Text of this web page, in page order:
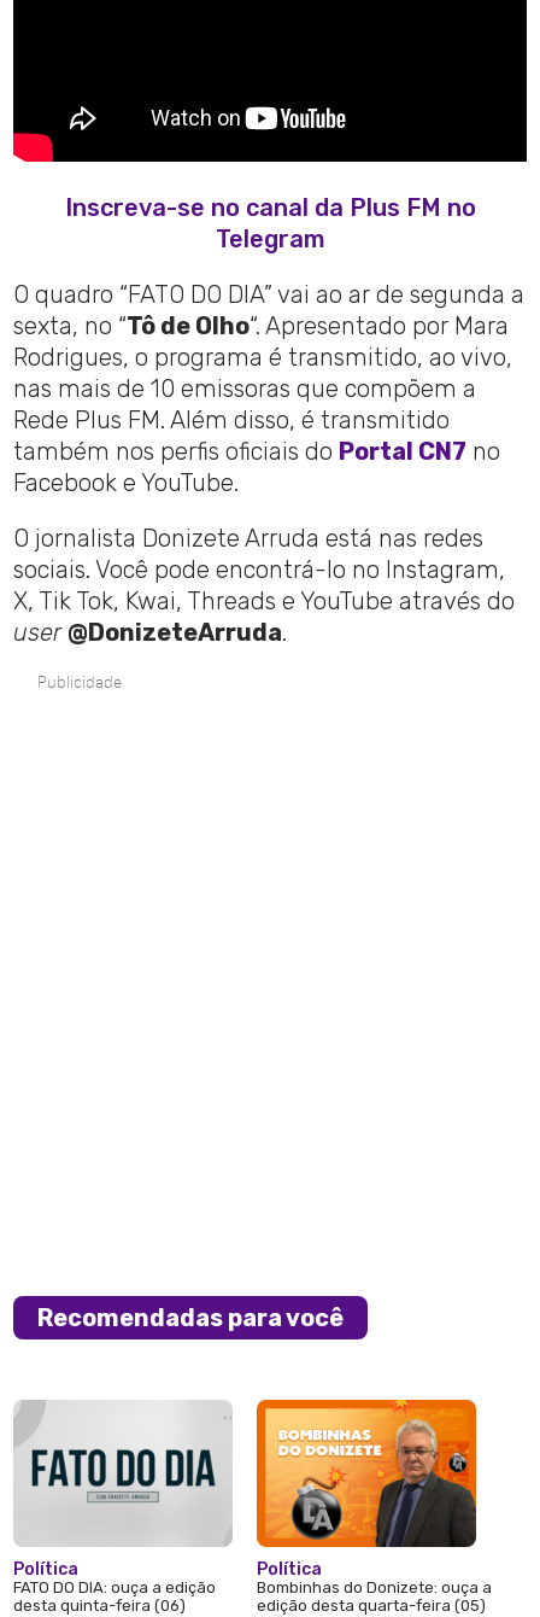
Inscreva-se no canal da Plus FM no
Telegram
O quadro “FATO DO DIA” vai ao ar de segunda a
sexta, no “Tô de Olho“. Apresentado por Mara
Rodrigues, o programa é transmitido, ao vivo,
nas mais de 10 emissoras que compõem a
Rede Plus FM. Além disso, é transmitido
também nos perfis oficiais do Portal CN7 no
Facebook e YouTube.
O jornalista Donizete Arruda está nas redes
sociais. Você pode encontrá-lo no Instagram,
X, Tik Tok, Kwai, Threads e YouTube através do
user @DonizeteArruda.
Publicidade
Recomendadas para você
Política
FATO DO DIA: ouça a edição
desta quinta-feira (06)
Política
Bombinhas do Donizete: ouça a
edição desta quarta-feira (05)